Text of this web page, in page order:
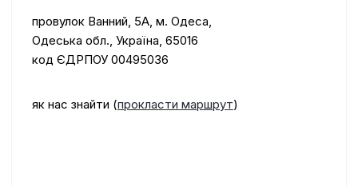
провулок Ванний, 5А, м. Одеса,
Одеська обл., Україна, 65016
код ЄДРПОУ 00495036
як нас знайти (прокласти маршрут)